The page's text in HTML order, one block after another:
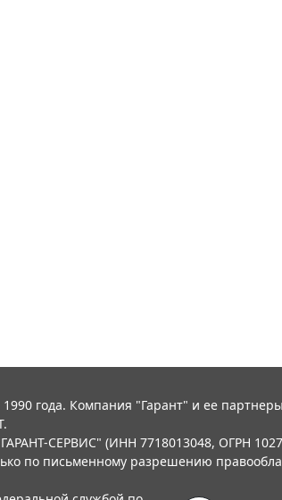
года. Компания "Гарант" и ее
СЕРВИС" (ИНН 7718013048, ОГРН
по письменному разрешению